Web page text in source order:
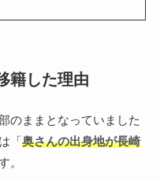
籍した理由
のままとなっていました
「奥さんの出身地が長崎
。